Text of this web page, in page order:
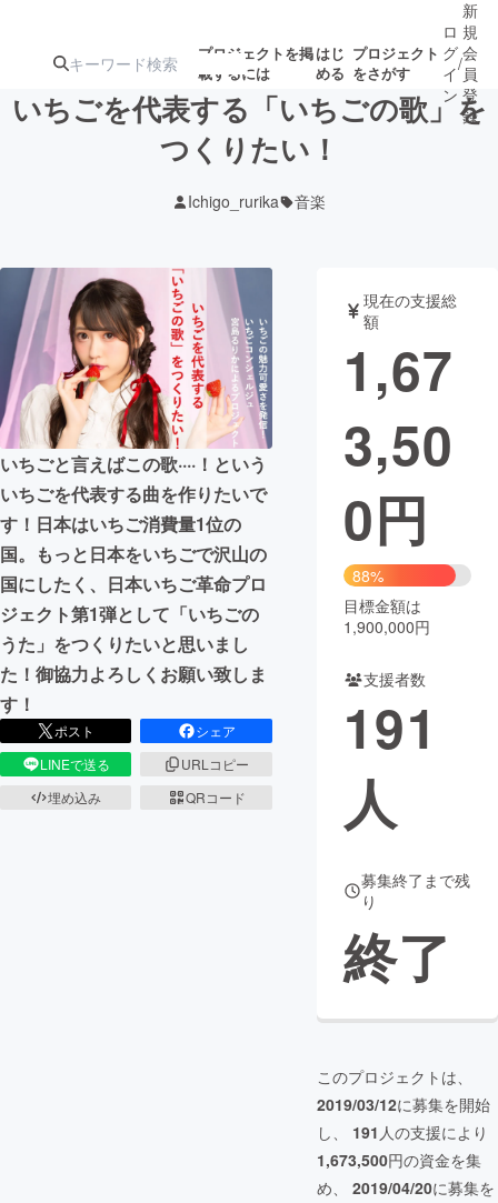
プロジェクトを掲
載するには
はじ
める
プロジェクト
をさがす
ジェクト
募集終了が近いプ
ロジェクト
アート・写真 音楽
テクノロジー・ガジェット ゲーム・サ
映像・映画
ビジネス・起業
まちづくり・地域活性化
CAMPFIRE for Social Good
CAMPFIRE Creation
CAMPFIREふるさと納税
コミュニティ
ロ
グ
イ
ン
/
新
規
会
員
登
録
いちごを代表する「いちごの歌」を
つくりたい！
Ichigo_rurika 音楽
いちごと言えばこの歌····！という
いちごを代表する曲を作りたいで
す！日本はいちご消費量1位の
国。もっと日本をいちごで沢山の
国にしたく、日本いちご革命プロ
ジェクト第1弾として「いちごの
うた」をつくりたいと思いまし
た！御協力よろしくお願い致しま
す！
ポスト
シェア
LINEで送る
URLコピー
埋め込み
QRコード
現在の支援総
額
1,67
3,50
0円
88%
目標金額は
1,900,000円
支援者数
191
人
募集終了まで残
り
終了
このプロジェクトは、
2019/03/12に募集を開始
し、 191 人の支援により
1,673,500円の資金を集
め、 2019/04/20に募集を